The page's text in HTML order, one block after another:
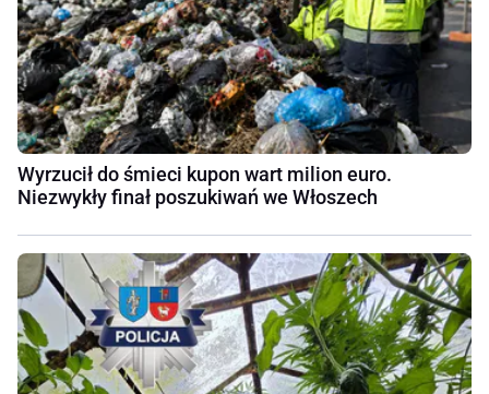
Wyrzucił do śmieci kupon wart milion euro.
Niezwykły finał poszukiwań we Włoszech